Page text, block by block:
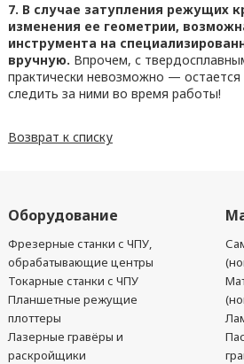
7. В случае затупления режущих
изменения ее геометрии,
инструмента на
вручную. Впрочем, с
практически невозможно —
следить за ними во время работы!
Возврат к списку
Оборудование
Фрезерные станки с ЧПУ,
обрабатывающие центры
Токарные станки с ЧПУ
Планшетные режущие
плоттеры
Лазерные гравёры и
раскройщики